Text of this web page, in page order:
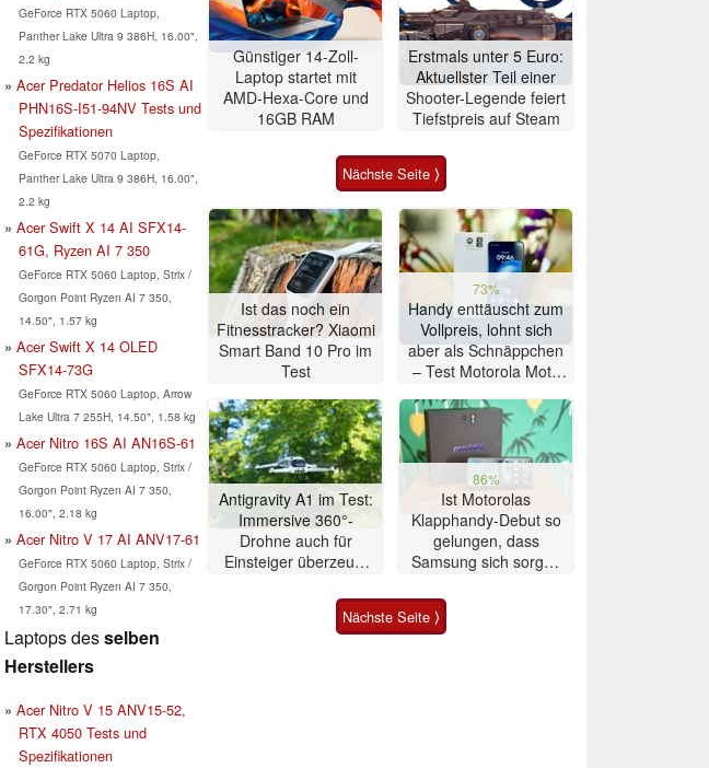
GeForce RTX 5060 Laptop,
Panther Lake Ultra 9 386H, 16.00",
2.2 kg
Acer Predator Helios 16S AI
PHN16S-I51-94NV Tests und
Spezifikationen
GeForce RTX 5070 Laptop,
Panther Lake Ultra 9 386H, 16.00",
2.2 kg
Acer Swift X 14 AI SFX14-
61G, Ryzen AI 7 350
GeForce RTX 5060 Laptop, Strix /
Gorgon Point Ryzen AI 7 350,
14.50", 1.57 kg
Acer Swift X 14 OLED
SFX14-73G
GeForce RTX 5060 Laptop, Arrow
Lake Ultra 7 255H, 14.50", 1.58 kg
Acer Nitro 16S AI AN16S-61
GeForce RTX 5060 Laptop, Strix /
Gorgon Point Ryzen AI 7 350,
16.00", 2.18 kg
Acer Nitro V 17 AI ANV17-61
GeForce RTX 5060 Laptop, Strix /
Gorgon Point Ryzen AI 7 350,
17.30", 2.71 kg
Laptops desselben
Herstellers
Acer Nitro V 15 ANV15-52,
RTX 4050 Tests und
Spezifikationen
Günstiger 14-Zoll-
Laptop startet mit
AMD-Hexa-Core und
16GB RAM
Erstmals unter 5 Euro:
Aktuellster Teil einer
Shooter-Legende feiert
Tiefstpreis auf Steam
Nächste Seite ⟩
Ist das noch ein
Fitnesstracker? Xiaomi
Smart Band 10 Pro im
Test
73%
Handy enttäuscht zum
Vollpreis, lohnt sich
aber als Schnäppchen
– Test Motorola Moto
Antigravity A1 im Test:
Immersive 360°-
Drohne auch für
Einsteiger überzeugt
86%
Ist Motorolas
Klapphandy-Debut so
gelungen, dass
Samsung sich sorgen
Smartphone im Test
Nächste Seite ⟩